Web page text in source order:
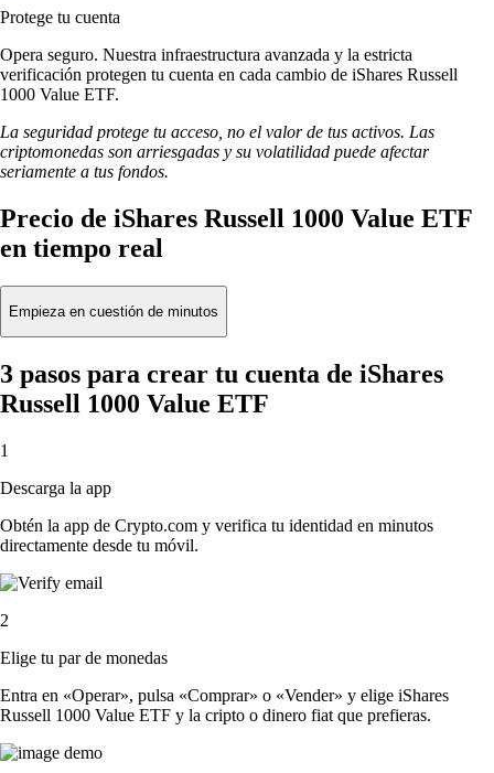
Protege tu cuenta
Opera seguro. Nuestra infraestructura avanzada y la estricta
verificación protegen tu cuenta en cada cambio de iShares Russell
1000 Value ETF.
La seguridad protege tu acceso, no el valor de tus activos. Las
criptomonedas son arriesgadas y su volatilidad puede afectar
seriamente a tus fondos.
Precio de iShares Russell 1000 Value ETF
en tiempo real
Empieza en cuestión de minutos
3 pasos para crear tu cuenta de iShares
Russell 1000 Value ETF
1
Descarga la app
Obtén la app de Crypto.com y verifica tu identidad en minutos
directamente desde tu móvil.
2
Elige tu par de monedas
Entra en «Operar», pulsa «Comprar» o «Vender» y elige iShares
Russell 1000 Value ETF y la cripto o dinero fiat que prefieras.